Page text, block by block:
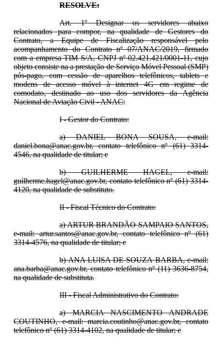
RESOLVE:
Art. 1º Designar os servidores abaixo
relacionados para compor, na qualidade de Gestores do
Contrato, a Equipe de Fiscalização responsável pelo
acompanhamento do Contrato nº 07/ANAC/2019, firmado
com a empresa TIM S/A, CNPJ nº 02.421.421/0001-11, cujo
objeto consiste na a prestação de Serviço Móvel Pessoal (SMP)
pós-pago, com cessão de aparelhos telefônicos, tablets e
modens de acesso móvel à internet 4G em regime de
comodato, destinado ao uso dos servidores da Agência
Nacional de Aviação Civil - ANAC:
I - Gestor do Contrato:
a) DANIEL BONA SOUSA, e-mail:
daniel.bona@anac.gov.br, contato telefônico nº (61) 3314-
4546, na qualidade de titular; e
b) GUILHERME HAGEL, e-mail:
guilherme.hagel@anac.gov.br, contato telefônico nº (61) 3314-
4120, na qualidade de substituto.
II - Fiscal Técnico do Contrato:
a) ARTUR BRANDÃO SAMPAIO SANTOS,
e-mail: artur.santos@anac.gov.br, contato telefônico nº (61)
3314-4576, na qualidade de titular; e
b) ANA LUISA DE SOUZA BARBA, e-mail:
ana.barba@anac.gov.br, contato telefônico nº (11) 3636-8754,
na qualidade de substituta.
III - Fiscal Administrativo do Contrato:
a) MARCIA NASCIMENTO ANDRADE
COUTINHO, e-mail: marcia.coutinho@anac.gov.br, contato
telefônico nº (61) 3314-4102, na qualidade de titular; e